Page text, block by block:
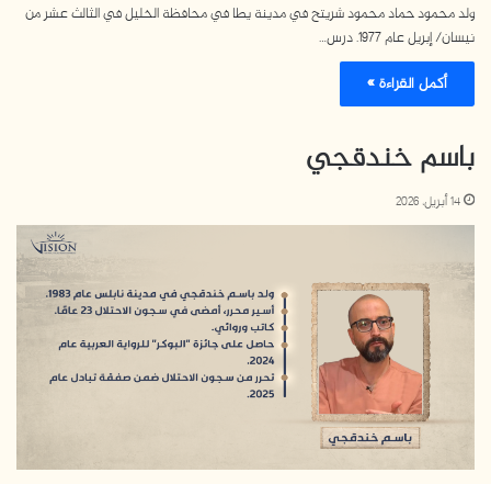
ولد محمود حماد محمود شريتح في مدينة يطا في محافظة الخليل في الثالث عشر من
نيسان/ إبريل عام 1977. درس…
أكمل القراءة »
باسم خندقجي
14 أبريل، 2026